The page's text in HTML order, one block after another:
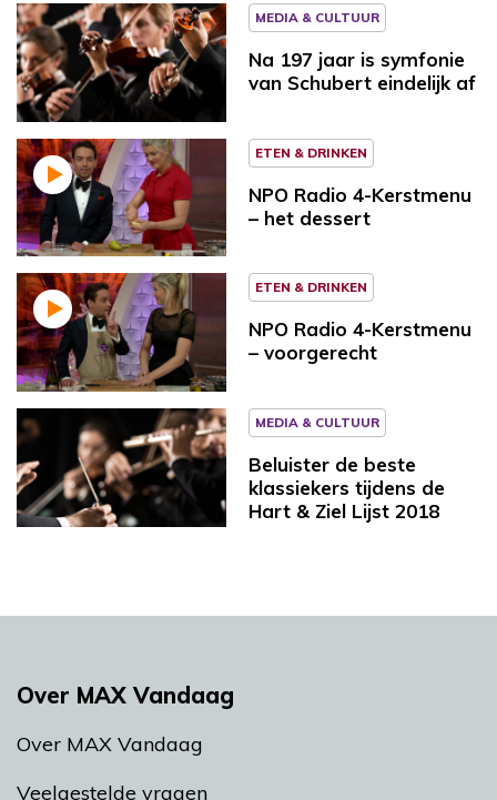
MEDIA & CULTUUR
Na 197 jaar is symfonie
van Schubert eindelijk af
ETEN & DRINKEN
NPO Radio 4-Kerstmenu
– het dessert
ETEN & DRINKEN
NPO Radio 4-Kerstmenu
– voorgerecht
MEDIA & CULTUUR
Beluister de beste
klassiekers tijdens de
Hart & Ziel Lijst 2018
Over MAX Vandaag
Over MAX Vandaag
Veelgestelde vragen